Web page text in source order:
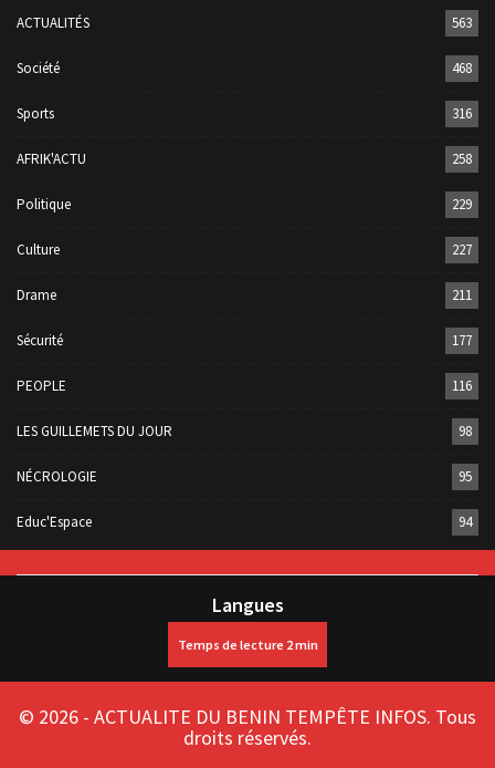
ACTUALITÉS 563
Société 468
Sports 316
AFRIK'ACTU 258
Politique 229
Culture 227
Drame 211
Sécurité 177
PEOPLE 116
LES GUILLEMETS DU JOUR 98
NÉCROLOGIE 95
Educ'Espace 94
Langues
© 2026 - ACTUALITE DU BENIN TEMPÊTE INFOS. Tous
droits réservés.